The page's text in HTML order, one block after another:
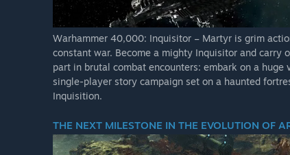
Warhammer 40,000: Inquisitor – Martyr is grim
constant war. Become a mighty Inquisitor and carry
part in brutal combat encounters: embark on a
single-player story campaign set on a haunted
Inquisition.
THE NEXT MILESTONE IN THE EVOLUTION OF